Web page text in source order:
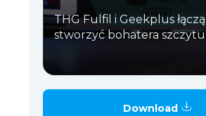
THG Fulfil i Geekplus łączą
stworzyć bohatera
Download